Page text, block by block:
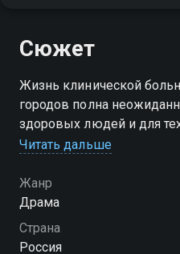
Сюжет
Жизнь клинической
городов полна
здоровых людей и для
медициной. А вот
сериале
Посмотреть онлайн 1
вы можете совершенно
Читать дальше
Жанр
Драма
Страна
Россия